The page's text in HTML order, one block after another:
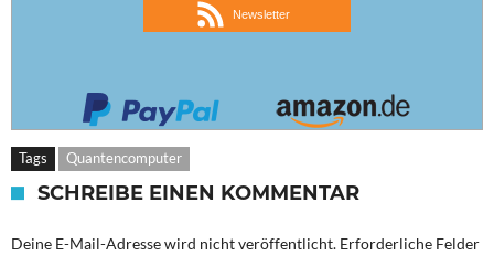
Newsletter
Tags Quantencomputer
SCHREIBE EINEN KOMMENTAR
Deine E-Mail-Adresse wird nicht veröffentlicht. Erforderliche Felder